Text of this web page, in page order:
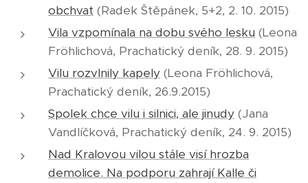
obchvat (Radek Štěpánek, 5+2, 2. 10. 2015)
Vila vzpomínala na dobu svého lesku (Leona
Fröhlichová, Prachatický deník, 28. 9. 2015)
Vilu rozvlnily kapely (Leona Fröhlichová,
Prachatický deník, 26.9.2015)
Spolek chce vilu i silnici, ale jinudy (Jana
Vandlíčková, Prachatický deník, 24. 9. 2015)
Nad Kralovou vilou stále visí hrozba
demolice. Na podporu zahrají Kalle či